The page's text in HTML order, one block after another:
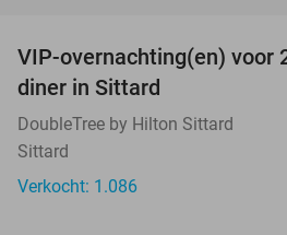
VIP-overnachting(en) voor
diner in Sittard
DoubleTree by Hilton Sittard
Sittard
Verkocht: 1.086